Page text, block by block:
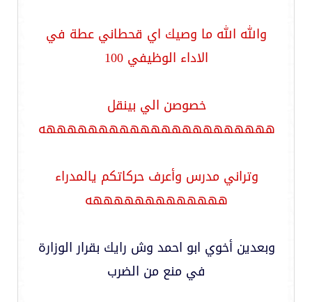
والله الله ما وصيك اي قحطاني عطة في
الاداء الوظيفي 100
خصوصن الي بينقل
ههههههههههههههههههههههه
وتراني مدرس وأعرف حركاتكم يالمدراء
هههههههههههههه
وبعدين أخوي ابو احمد وش رايك بقرار الوزارة
في منع من الضرب